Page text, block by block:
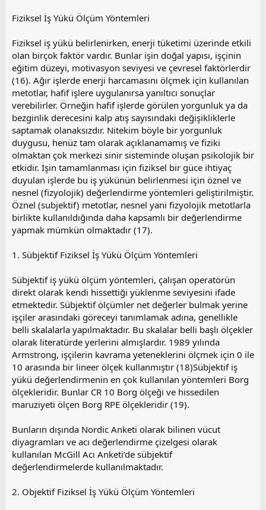
Fiziksel İş Yükü Ölçüm Yöntemleri
Fiziksel iş yükü belirlenirken, enerji tüketimi üzerinde etkili
olan birçok faktör vardır. Bunlar işin doğal yapısı, işçinin
eğitim düzeyi, motivasyon seviyesi ve çevresel faktörlerdir
(16). Ağır işlerde enerji harcamasını ölçmek için kullanılan
metotlar, hafif işlere uygulanırsa yanıltıcı sonuçlar
verebilirler. Örneğin hafif işlerde görülen yorgunluk ya da
bezginlik derecesini kalp atış sayısındaki değişikliklerle
saptamak olanaksızdır. Nitekim böyle bir yorgunluk
duygusu, henüz tam olarak açıklanamamış ve fiziki
olmaktan çok merkezi sinir sisteminde oluşan psikolojik bir
etkidir. İşin tamamlanması için fiziksel bir güce ihtiyaç
duyulan işlerde bu iş yükünün belirlenmesi için öznel ve
nesnel (fizyolojik) değerlendirme yöntemleri geliştirilmiştir.
Öznel (subjektif) metotlar, nesnel yani fizyolojik metotlarla
birlikte kullanıldığında daha kapsamlı bir değerlendirme
yapmak mümkün olmaktadır (17).
1. Sübjektif Fiziksel İş Yükü Ölçüm Yöntemleri
Sübjektif iş yükü ölçüm yöntemleri, çalışan operatörün
direkt olarak kendi hissettiği yüklenme seviyesini ifade
etmektedir. Sübjektif ölçümler net değerler bulmak yerine
işçiler arasındaki göreceyi tanımlamak adına, genellikle
belli skalalarla yapılmaktadır. Bu skalalar belli başlı ölçekler
olarak literatürde yerlerini almışlardır. 1989 yılında
Armstrong, işçilerin kavrama yeteneklerini ölçmek için 0 ile
10 arasında bir lineer ölçek kullanmıştır (18)Sübjektif iş
yükü değerlendirmenin en çok kullanılan yöntemleri Borg
ölçekleridir. Bunlar CR 10 Borg ölçeği ve hissedilen
maruziyeti ölçen Borg RPE ölçekleridir (19).
Bunların dışında Nordic Anketi olarak bilinen vücut
diyagramları ve acı değerlendirme çizelgesi olarak
kullanılan McGill Acı Anketi’de sübjektif
değerlendirmelerde kullanılmaktadır.
2. Objektif Fiziksel İş Yükü Ölçüm Yöntemleri